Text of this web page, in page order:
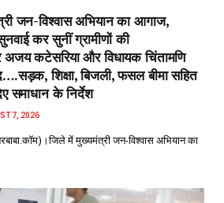
जन-विश्वास अभियान का आगाज,
कर सुनीं ग्रामीणों की
कटेसरिया और विधायक चिंतामणि
शिक्षा, बिजली, फसल बीमा सहित
समाधान के निर्देश
7, 2026
में मुख्यमंत्री जन-विश्वास अभियान का